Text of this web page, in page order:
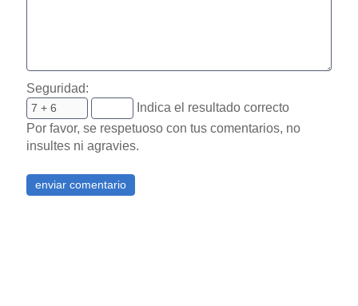
Seguridad:
Indica el resultado correcto
Por favor, se respetuoso con tus comentarios, no
insultes ni agravies.